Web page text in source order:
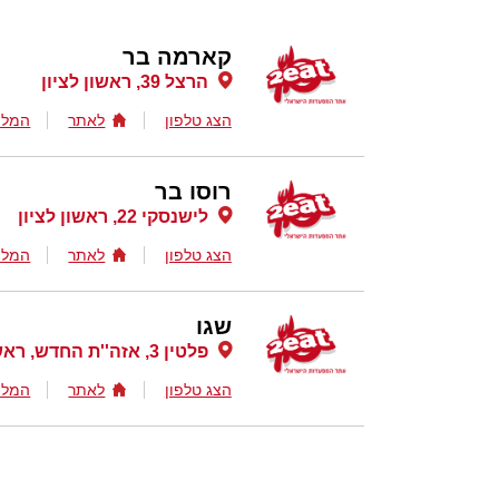
קארמה בר
הרצל 39, ראשון לציון
הצג טלפון לאתר
רוסו בר
לישנסקי 22, ראשון לציון
הצג טלפון לאתר
שגו
פלטין 3, אזה''ת החדש, ראשון לציון
הצג טלפון לאתר